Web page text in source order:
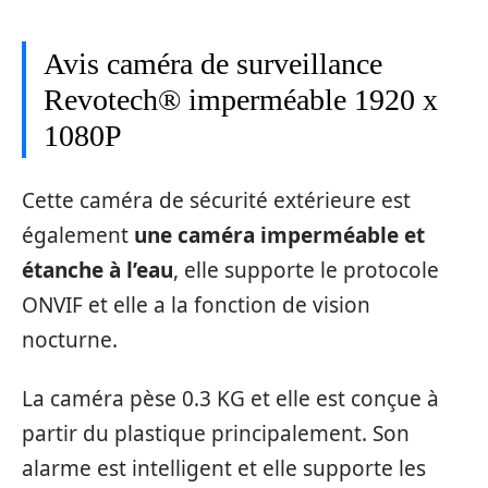
Avis caméra de surveillance
Revotech® imperméable 1920 x
1080P
Cette caméra de sécurité extérieure est
également une caméra imperméable et
étanche à l’eau, elle supporte le protocole
ONVIF et elle a la fonction de vision
nocturne.
La caméra pèse 0.3 KG et elle est conçue à
partir du plastique principalement. Son
alarme est intelligent et elle supporte les